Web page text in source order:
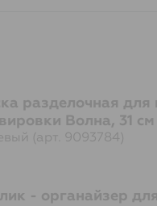
разделочная для
Волна, 31
(арт. 9093784)
- органайзер